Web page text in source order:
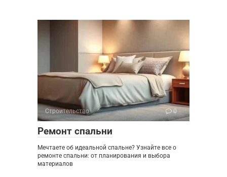
Строительство 0
Ремонт спальни
Мечтаете об идеальной спальне? Узнайте все о
ремонте спальни: от планирования и выбора
материалов